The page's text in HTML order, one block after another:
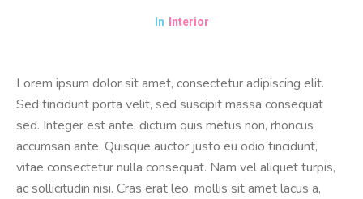
Interior
Lorem ipsum dolor sit amet, consectetur adipiscing elit.
Sed tincidunt porta velit, sed suscipit massa consequat
sed. Integer est ante, dictum quis metus non, rhoncus
accumsan ante. Quisque auctor justo eu odio tincidunt,
vitae consectetur nulla consequat. Nam vel aliquet turpis,
ac sollicitudin nisi. Cras erat leo, mollis sit amet lacus a,